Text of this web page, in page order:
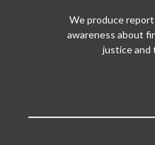
We produce
awareness about
justice and